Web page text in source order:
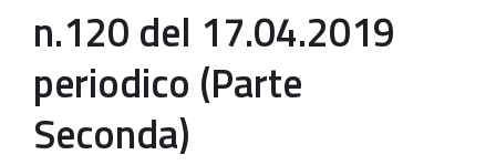
n.120 del 17.04.2019
periodico (Parte
Seconda)